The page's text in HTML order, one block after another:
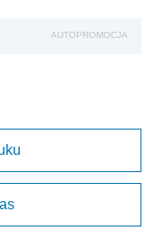
AUTOPROMOCJA